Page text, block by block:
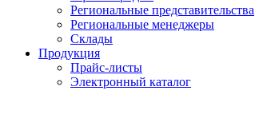
Региональные представительства
Региональные менеджеры
Склады
Продукция
Прайс-листы
Электронный каталог